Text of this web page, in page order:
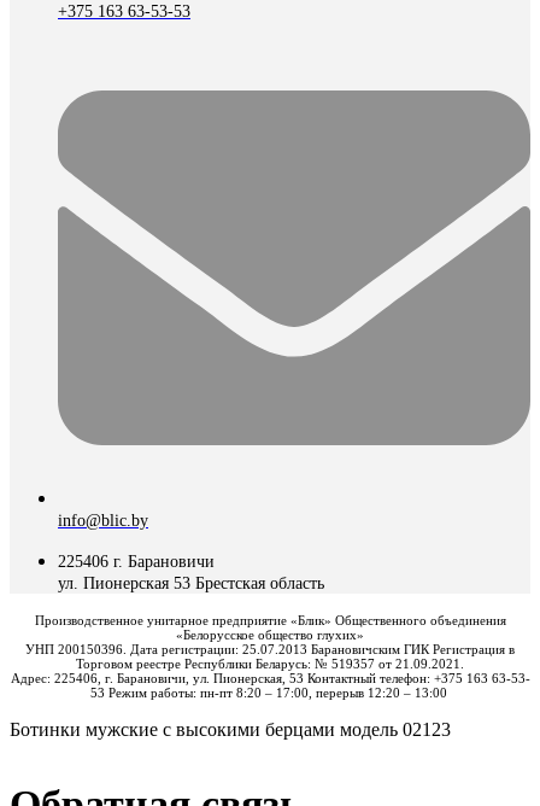
+375 163 63-53-53
info@blic.by
225406 г. Барановичи
ул. Пионерская 53 Брестская область
Производственное унитарное предприятие «Блик» Общественного объединения
«Белорусское общество глухих»
УНП 200150396. Дата регистрации: 25.07.2013 Барановичским ГИК Регистрация в
Торговом реестре Республики Беларусь: № 519357 от 21.09.2021.
Адрес: 225406, г. Барановичи, ул. Пионерская, 53 Контактный телефон: +375 163 63-53-
53 Режим работы: пн-пт 8:20 – 17:00, перерыв 12:20 – 13:00
Ботинки мужские с высокими берцами модель 02123